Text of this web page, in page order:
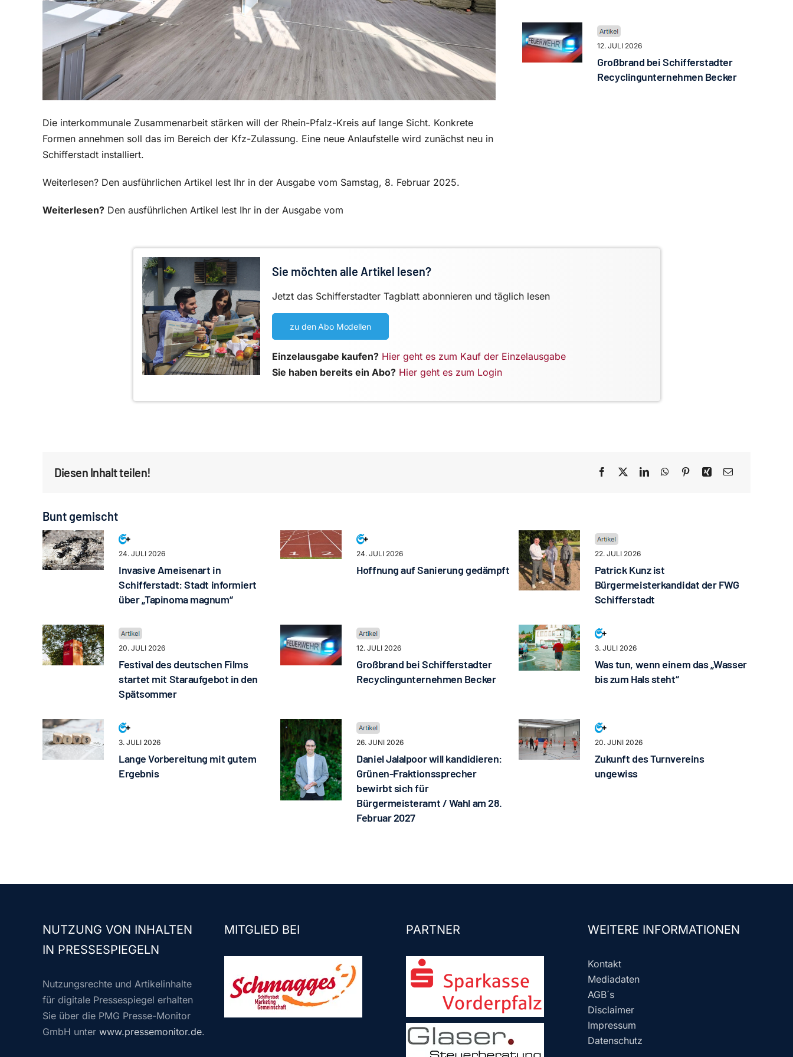
Die interkommunale Zusammenarbeit stärken will der Rhein-Pfalz-Kreis auf lange Sicht. Konkrete
Formen annehmen soll das im Bereich der Kfz-Zulassung. Eine neue Anlaufstelle wird zunächst neu in
Schifferstadt installiert.
Weiterlesen? Den ausführlichen Artikel lest Ihr in der Ausgabe vom Samstag, 8. Februar 2025.
Weiterlesen? Den ausführlichen Artikel lest Ihr in der Ausgabe vom
12. JULI 2026
Großbrand bei Schifferstadter
Recyclingunternehmen Becker
Sie möchten alle Artikel lesen?
Jetzt das Schifferstadter Tagblatt abonnieren und täglich lesen
zu den Abo Modellen
Einzelausgabe kaufen? Hier geht es zum Kauf der Einzelausgabe
Sie haben bereits ein Abo? Hier geht es zum Login
Diesen Inhalt teilen!
Bunt gemischt
24. JULI 2026
Invasive Ameisenart in
Schifferstadt: Stadt informiert
über „Tapinoma magnum“
24. JULI 2026
Hoffnung auf Sanierung gedämpft
22. JULI 2026
Patrick Kunz ist
Bürgermeisterkandidat der FWG
Schifferstadt
20. JULI 2026
Festival des deutschen Films
startet mit Staraufgebot in den
Spätsommer
12. JULI 2026
Großbrand bei Schifferstadter
Recyclingunternehmen Becker
3. JULI 2026
Was tun, wenn einem das „Wasser
bis zum Hals steht“
3. JULI 2026
Lange Vorbereitung mit gutem
Ergebnis
26. JUNI 2026
Daniel Jalalpoor will kandidieren:
Grünen-Fraktionssprecher
bewirbt sich für
Bürgermeisteramt / Wahl am 28.
Februar 2027
20. JUNI 2026
Zukunft des Turnvereins
ungewiss
NUTZUNG VON INHALTEN
IN PRESSESPIEGELN
Nutzungsrechte und Artikelinhalte
für digitale Pressespiegel erhalten
Sie über die PMG Presse-Monitor
GmbH unter www.pressemonitor.de.
MITGLIED BEI PARTNER WEITERE INFORMATIONEN
Kontakt
Mediadaten
AGB´s
Disclaimer
Impressum
Datenschutz